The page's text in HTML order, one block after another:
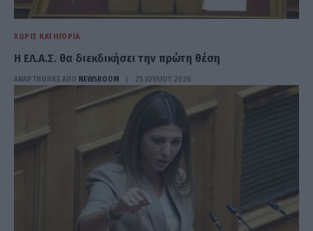
ΧΩΡΊΣ ΚΑΤΗΓΟΡΊΑ
Η ΕΛ.Α.Σ. θα διεκδικήσει την πρώτη θέση
ΑΝΑΡΤΗΘΗΚΕ ΑΠΟ NEWSROOM 25 ΙΟΥΛΊΟΥ 2026